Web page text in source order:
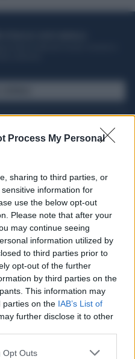
Process My Personal
sharing to third parties, or
information for
use the below opt-out
Please note that after your
may continue seeing
information utilized by
to third parties prior to
opt-out of the further
by third parties on the
This information may
parties on the IAB’s List of
further disclose it to other
Opt Outs
su Google Discover
come fonte preferita